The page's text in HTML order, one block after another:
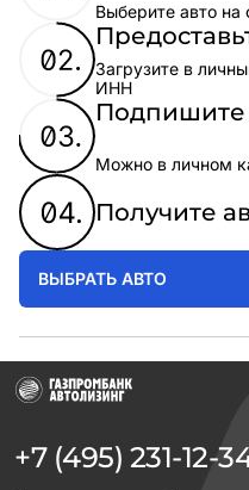
Выберите авто
Загрузите в
ИНН
Подпишите
Можно в личном
Получите
ВЫБРАТЬ АВТО
+7 (495) 231-12-